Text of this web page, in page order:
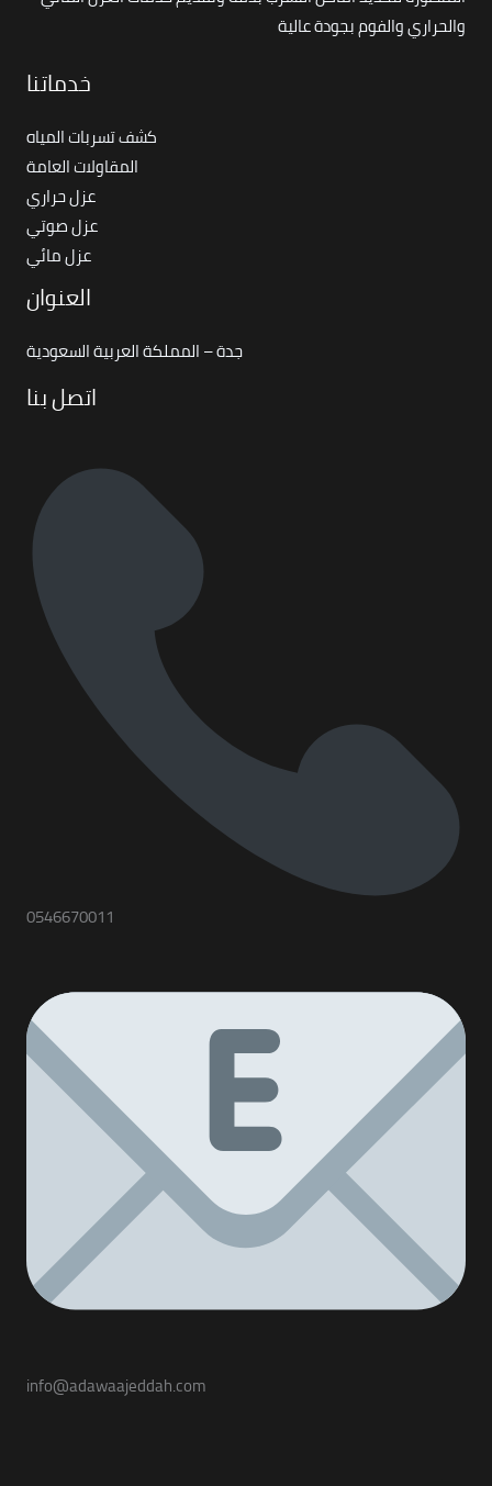
والحراري والفوم بجودة عالية
خدماتنا
كشف تسربات المياه
المقاولات العامة
عزل حراري
عزل صوتي
عزل مائي
العنوان
جدة – المملكة العربية السعودية
اتصل بنا
0546670011
info@adawaajeddah.com